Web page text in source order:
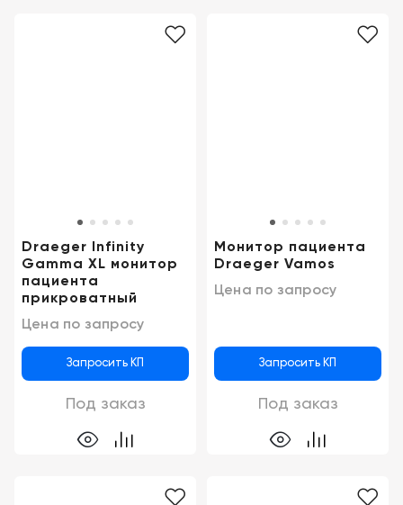
Draeger Infinity
Gamma XL монитор
пациента
прикроватный
Цена по запросу
Запросить КП
Под заказ
Монитор пациента
Draeger Vamos
Цена по запросу
Запросить КП
Под заказ